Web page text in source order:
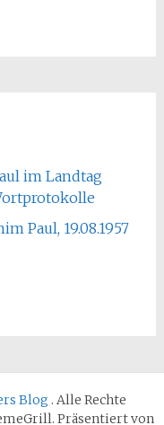
im Landtag
Paul, 19.08.1957
Blog . Alle Rechte
Präsentiert von